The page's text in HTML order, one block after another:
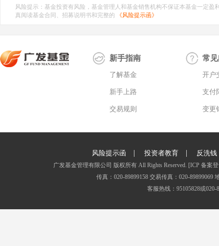
风险提示：基金投资有风险，基金管理人和基金销售机构不保证本基金一定
真阅读基金合同、招募说明书和完整的
《风险提示函》
新手指南
了解基金
新手上路
交易规则
常
开户
支付
变更
风险提示函 | 投资者教育 | 反洗钱
广发基金管理有限公司 版权所有 All Rights Reserved. [ICP 备案
传真：020-89899158 交易传真：020-
客服热线：95105828或020-